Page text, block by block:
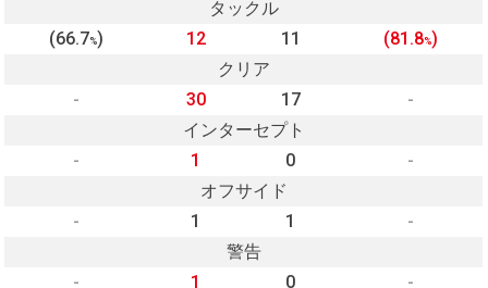
タックル
(66.7%) 12 11 (81.8%)
クリア
-
30 17
-
インターセプト
-
1 0
-
オフサイド
-
1 1
-
警告
-
1 0 -